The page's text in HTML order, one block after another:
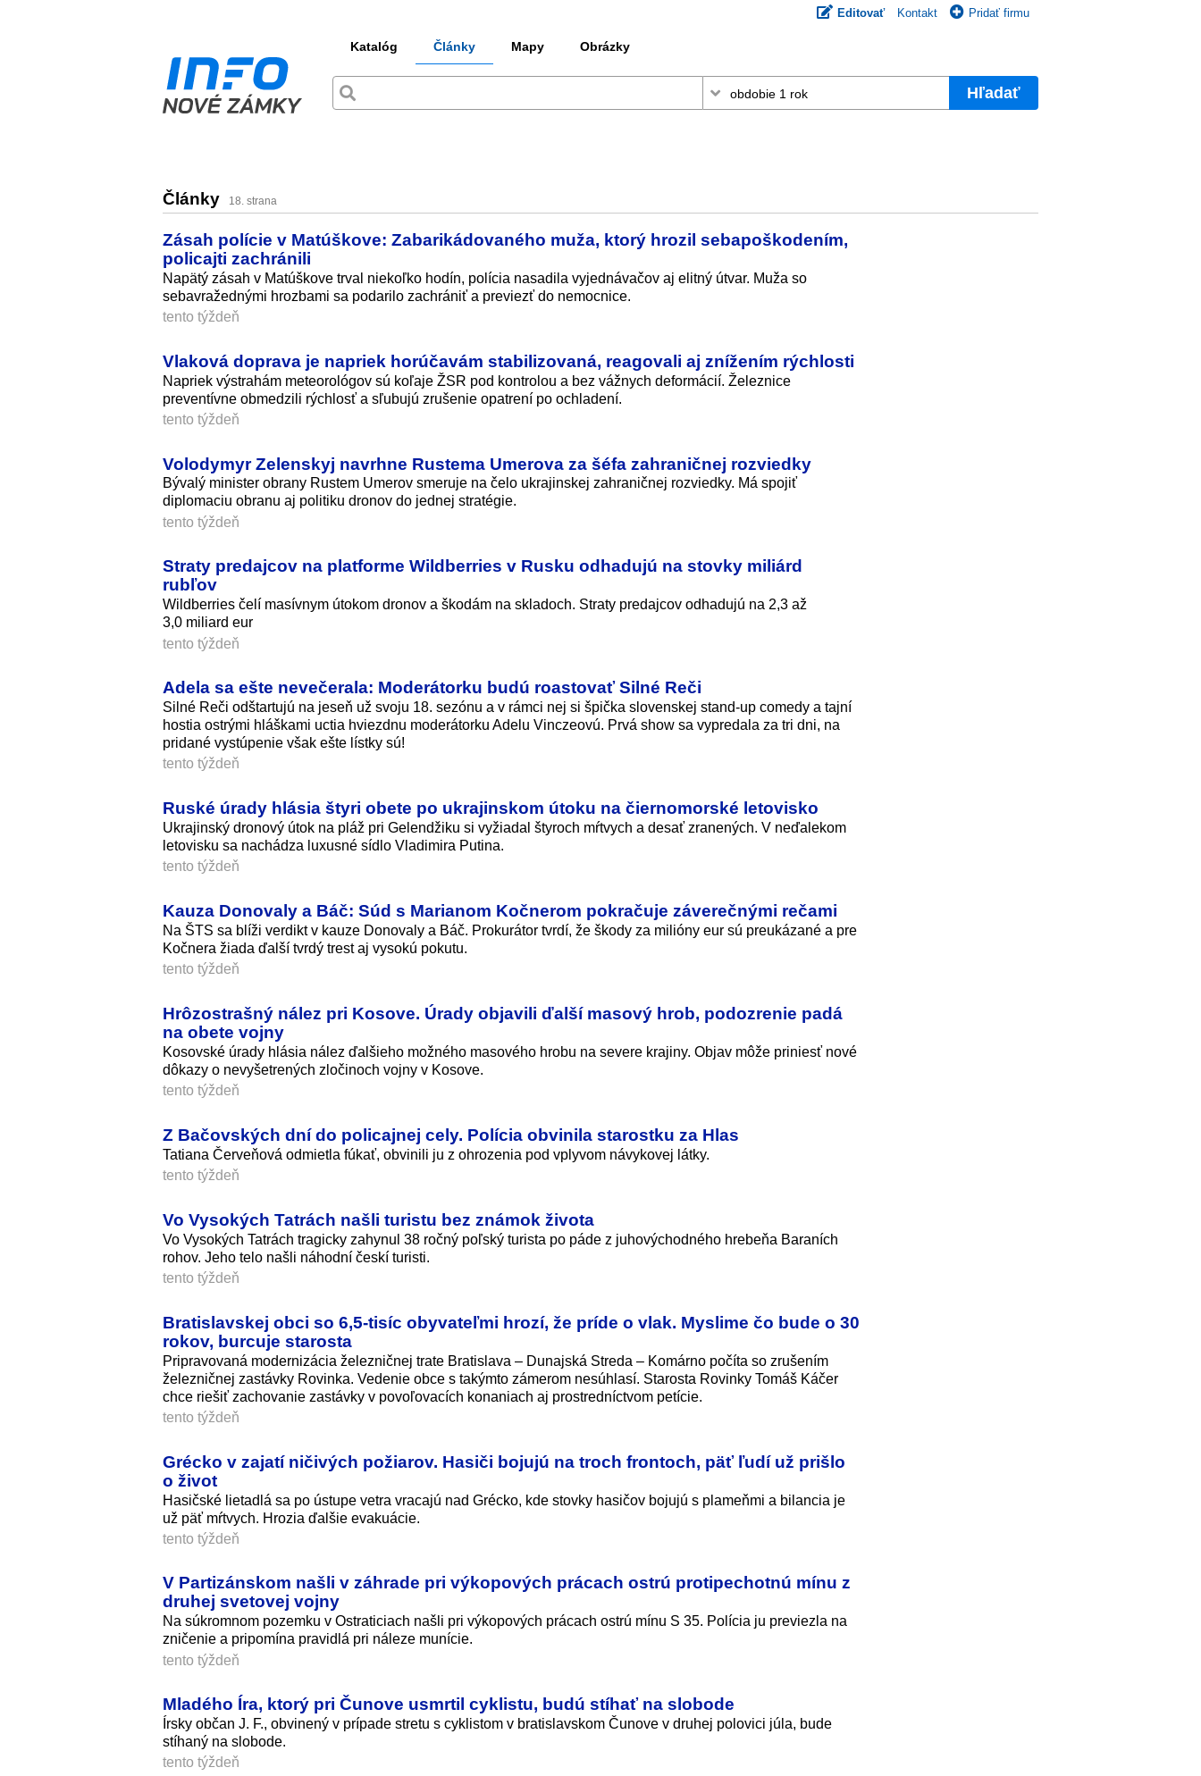
Editovať Kontakt Pridať firmu
Katalóg Články Mapy Obrázky
Hľadať
Články 18. strana
Zásah polície v Matúškove: Zabarikádovaného muža, ktorý hrozil sebapoškodením,
policajti zachránili
Napätý zásah v Matúškove trval niekoľko hodín, polícia nasadila vyjednávačov aj elitný útvar. Muža so
sebavražednými hrozbami sa podarilo zachrániť a previezť do nemocnice.
tento týždeň
Vlaková doprava je napriek horúčavám stabilizovaná, reagovali aj znížením rýchlosti
Napriek výstrahám meteorológov sú koľaje ŽSR pod kontrolou a bez vážnych deformácií. Železnice
preventívne obmedzili rýchlosť a sľubujú zrušenie opatrení po ochladení.
tento týždeň
Volodymyr Zelenskyj navrhne Rustema Umerova za šéfa zahraničnej rozviedky
Bývalý minister obrany Rustem Umerov smeruje na čelo ukrajinskej zahraničnej rozviedky. Má spojiť
diplomaciu obranu aj politiku dronov do jednej stratégie.
tento týždeň
Straty predajcov na platforme Wildberries v Rusku odhadujú na stovky miliárd
rubľov
Wildberries čelí masívnym útokom dronov a škodám na skladoch. Straty predajcov odhadujú na 2,3 až
3,0 miliard eur
tento týždeň
Adela sa ešte nevečerala: Moderátorku budú roastovať Silné Reči
Silné Reči odštartujú na jeseň už svoju 18. sezónu a v rámci nej si špička slovenskej stand-up comedy a tajní
hostia ostrými hláškami uctia hviezdnu moderátorku Adelu Vinczeovú. Prvá show sa vypredala za tri dni, na
pridané vystúpenie však ešte lístky sú!
tento týždeň
Ruské úrady hlásia štyri obete po ukrajinskom útoku na čiernomorské letovisko
Ukrajinský dronový útok na pláž pri Gelendžiku si vyžiadal štyroch mŕtvych a desať zranených. V neďalekom
letovisku sa nachádza luxusné sídlo Vladimira Putina.
tento týždeň
Kauza Donovaly a Báč: Súd s Marianom Kočnerom pokračuje záverečnými rečami
Na ŠTS sa blíži verdikt v kauze Donovaly a Báč. Prokurátor tvrdí, že škody za milióny eur sú preukázané a pre
Kočnera žiada ďalší tvrdý trest aj vysokú pokutu.
tento týždeň
Hrôzostrašný nález pri Kosove. Úrady objavili ďalší masový hrob, podozrenie padá
na obete vojny
Kosovské úrady hlásia nález ďalšieho možného masového hrobu na severe krajiny. Objav môže priniesť nové
dôkazy o nevyšetrených zločinoch vojny v Kosove.
tento týždeň
Z Bačovských dní do policajnej cely. Polícia obvinila starostku za Hlas
Tatiana Červeňová odmietla fúkať, obvinili ju z ohrozenia pod vplyvom návykovej látky.
tento týždeň
Vo Vysokých Tatrách našli turistu bez známok života
Vo Vysokých Tatrách tragicky zahynul 38 ročný poľský turista po páde z juhovýchodného hrebeňa Baraních
rohov. Jeho telo našli náhodní českí turisti.
tento týždeň
Bratislavskej obci so 6,5-tisíc obyvateľmi hrozí, že príde o vlak. Myslime čo bude o 30
rokov, burcuje starosta
Pripravovaná modernizácia železničnej trate Bratislava – Dunajská Streda – Komárno počíta so zrušením
železničnej zastávky Rovinka. Vedenie obce s takýmto zámerom nesúhlasí. Starosta Rovinky Tomáš Káčer
chce riešiť zachovanie zastávky v povoľovacích konaniach aj prostredníctvom petície.
tento týždeň
Grécko v zajatí ničivých požiarov. Hasiči bojujú na troch frontoch, päť ľudí už prišlo
o život
Hasičské lietadlá sa po ústupe vetra vracajú nad Grécko, kde stovky hasičov bojujú s plameňmi a bilancia je
už päť mŕtvych. Hrozia ďalšie evakuácie.
tento týždeň
V Partizánskom našli v záhrade pri výkopových prácach ostrú protipechotnú mínu z
druhej svetovej vojny
Na súkromnom pozemku v Ostraticiach našli pri výkopových prácach ostrú mínu S 35. Polícia ju previezla na
zničenie a pripomína pravidlá pri náleze munície.
tento týždeň
Mladého Íra, ktorý pri Čunove usmrtil cyklistu, budú stíhať na slobode
Írsky občan J. F., obvinený v prípade stretu s cyklistom v bratislavskom Čunove v druhej polovici júla, bude
stíhaný na slobode.
tento týždeň